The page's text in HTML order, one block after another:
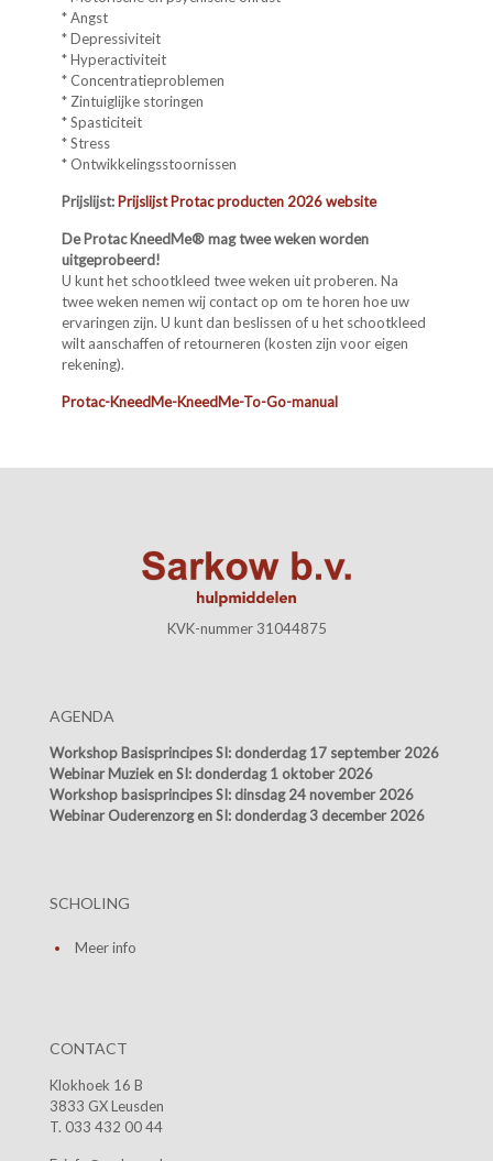
* Angst
* Depressiviteit
* Hyperactiviteit
* Concentratieproblemen
* Zintuiglijke storingen
* Spasticiteit
* Stress
* Ontwikkelingsstoornissen
Prijslijst: Prijslijst Protac producten 2026 website
De Protac KneedMe® mag twee weken worden
uitgeprobeerd!
U kunt het schootkleed twee weken uit proberen. Na
twee weken nemen wij contact op om te horen hoe uw
ervaringen zijn. U kunt dan beslissen of u het schootkleed
wilt aanschaffen of retourneren (kosten zijn voor eigen
rekening).
Protac-KneedMe-KneedMe-To-Go-manual
KVK-nummer 31044875
AGENDA
Workshop Basisprincipes SI: donderdag 17 september 2026
Webinar Muziek en SI: donderdag 1 oktober 2026
Workshop basisprincipes SI: dinsdag 24 november 2026
Webinar Ouderenzorg en SI: donderdag 3 december 2026
SCHOLING
Meer info
CONTACT
Klokhoek 16 B
3833 GX Leusden
T. 033 432 00 44